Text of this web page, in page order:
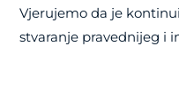
Vjerujemo da je
stvaranje pravednijeg i